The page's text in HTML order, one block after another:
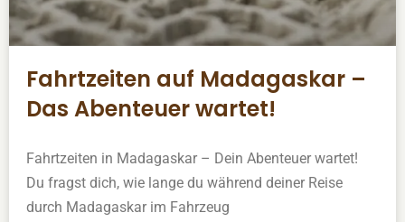
Fahrtzeiten auf Madagaskar –
Das Abenteuer wartet!
Fahrtzeiten in Madagaskar – Dein Abenteuer wartet!
Du fragst dich, wie lange du während deiner Reise
durch Madagaskar im Fahrzeug